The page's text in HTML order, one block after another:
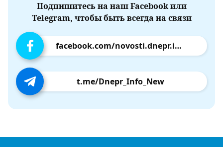
Подпишитесь на наш Facebook или
Telegram, чтобы быть всегда на связи
facebook.com/novosti.dnepr.info
t.me/Dnepr_Info_New